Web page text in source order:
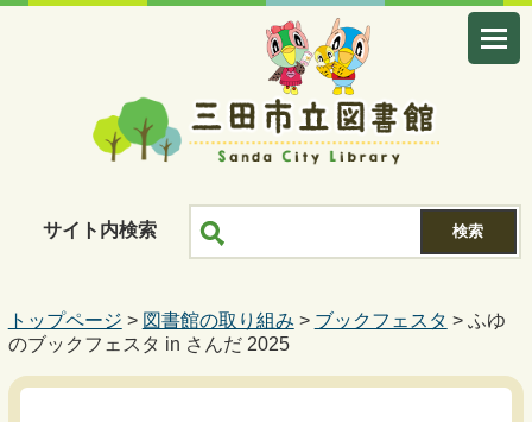
サイト内検索
トップページ > 図書館の取り組み > ブックフェスタ > ふゆ
のブックフェスタ in さんだ 2025